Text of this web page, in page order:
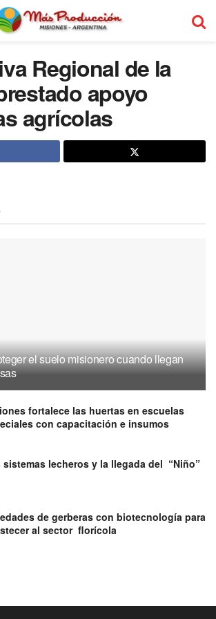
Regional de la
apoyo
agrícolas
el suelo misionero cuando llegan
fortalece las huertas en escuelas
con capacitación e insumos
sistemas lecheros y la llegada del “Niño”
de gerberas con biotecnología para
al sector florícola